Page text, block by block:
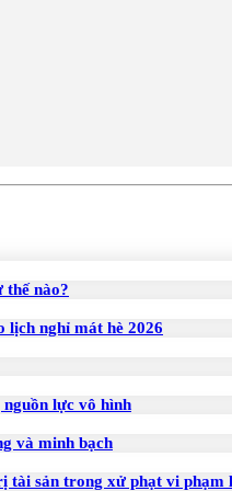
thế nào?
lịch nghỉ mát hè 2026
lực vô hình
và minh bạch
tài sản trong xử phạt vi phạm